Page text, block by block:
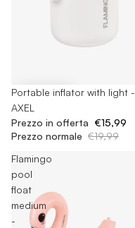
-20%
Portable inflator with light -
AXEL
Prezzo in offerta €15,99
Prezzo normale €19,99
Flamingo
pool
float
medium
-